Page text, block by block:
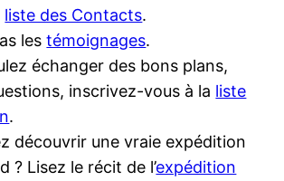
liste des Contacts.
lestémoignages.
échanger des bons plans,
inscrivez-vous à la liste
.
découvrir une vraie expédition
? Lisez le récit de l’expédition